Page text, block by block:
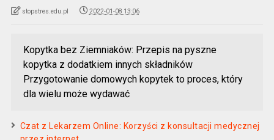
stopstres.edu.pl 2022-01-08 13:06
Kopytka bez Ziemniaków: Przepis na pyszne
kopytka z dodatkiem innych składników
Przygotowanie domowych kopytek to proces, który
dla wielu może wydawać
Czat z Lekarzem Online: Korzyści z konsultacji medycznej